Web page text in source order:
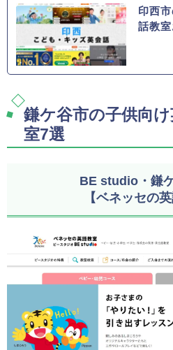
印西
話教
鎌ケ谷市の子供向
室7選
BE studio・鎌
【ベネッセの英